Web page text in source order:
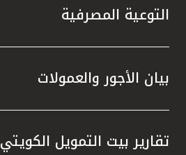
التوعية المصرفية
بيان الأجور والعمولات
تقارير بيت التمويل الكويتي